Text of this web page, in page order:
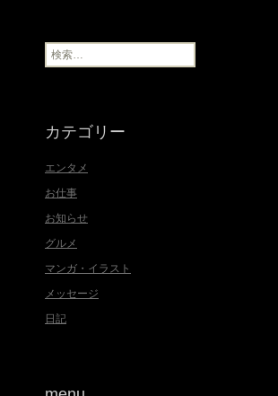
ブ
検
索
カテゴリー
エンタメ
お仕事
お知らせ
グルメ
マンガ・イラスト
メッセージ
日記